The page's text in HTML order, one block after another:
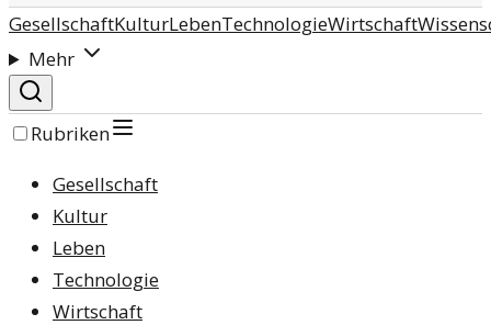
GesellschaftKulturLebenTechnologieWirtschaft
Mehr
Rubriken
Gesellschaft
Kultur
Leben
Technologie
Wirtschaft